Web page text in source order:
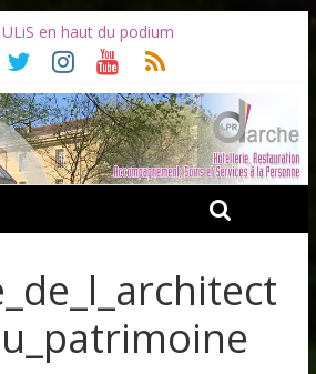
en haut du podium
et la promotion du bénévolat
vacances à tous !
rentrée septembre 2026
d’adieux au Lycée Darche